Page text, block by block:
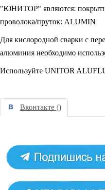
"ЮНИТОР" являются:
проволока/пруток: ALUMIN
Для кислородной сварки с
алюминия необходимо
Используйте UNITOR
Вконтакте ()